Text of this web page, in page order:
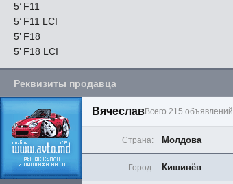
5’ F11
5’ F11 LCI
5’ F18
5’ F18 LCI
Реквизиты продавца
ВячеславВсего 215 объявлений
Страна: Молдова
Город: Кишинёв